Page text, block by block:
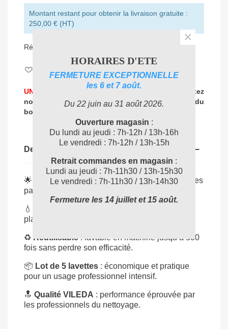
Montant restant pour obtenir la livraison gratuite :
250,00 € (HT)
Référence:
UNE PROBLEMATIQUE DE NETTOYAGE ?
Contactez
nos expertspour vous accompagner dans
le choix du
bon produit
Description
🌟 Technologie MicronQuick : capture même les
particules microscopiques.
💧
plastiques et surfaces lisses.
♻️ Réutilisable : lavable en machine jusqu’à 500
fois sans perdre son efficacité.
📦 Lot de 5 lavettes : économique et pratique
pour un usage professionnel intensif.
🔝 Qualité VILEDA : performance éprouvée par
les professionnels du nettoyage.
HORAIRES D'ETE
FERMETURE EXCEPTIONNELLE
les 6 et 7 août.
Du 22 juin au 31 août 2026.
Ouverture magasin :
Du lundi au jeudi : 7h-12h / 13h-16h
Le vendredi : 7h-12h / 13h-15h
Retrait commandes en magasin :
Lundi au jeudi : 7h-11h30 / 13h-15h30
Le vendredi : 7h-11h30 / 13h-14h30
Fermeture les 14 juillet et 15 août.
×